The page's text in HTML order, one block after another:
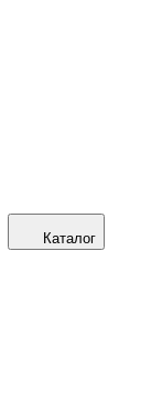
Каталог